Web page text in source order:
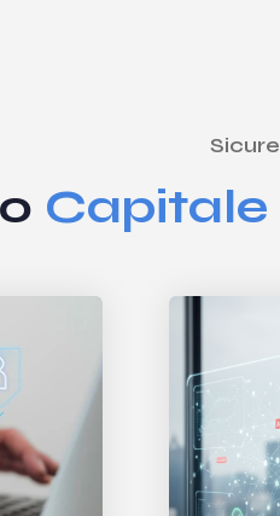
Capitale